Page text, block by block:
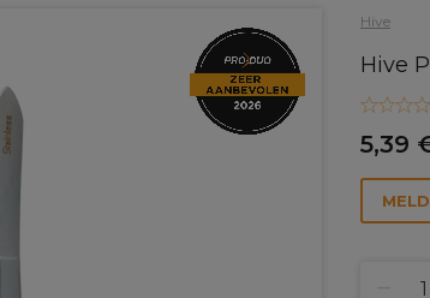
Hive
Hive
5,39